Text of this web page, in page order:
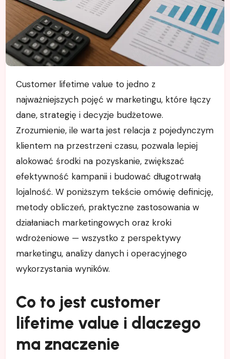
Customer lifetime value to jedno z
najważniejszych pojęć w marketingu, które łączy
dane, strategię i decyzje budżetowe.
Zrozumienie, ile warta jest relacja z pojedynczym
klientem na przestrzeni czasu, pozwala lepiej
alokować środki na pozyskanie, zwiększać
efektywność kampanii i budować długotrwałą
lojalność. W poniższym tekście omówię definicję,
metody obliczeń, praktyczne zastosowania w
działaniach marketingowych oraz kroki
wdrożeniowe — wszystko z perspektywy
marketingu, analizy danych i operacyjnego
wykorzystania wyników.
Co to jest customer
lifetime value i dlaczego
ma znaczenie